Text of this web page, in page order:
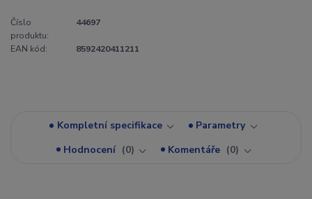
Číslo
produktu:
44697
EAN kód: 8592420411211
Kompletní specifikace
Parametry
Hodnocení
0 Komentáře 0